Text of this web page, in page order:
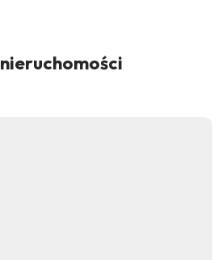
nieruchomości